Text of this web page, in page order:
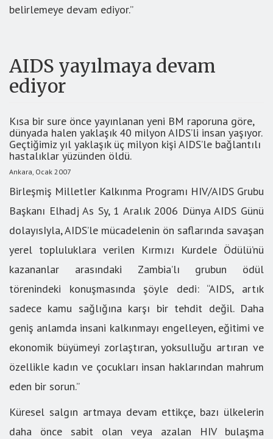
belirlemeye devam ediyor.’’
AIDS yayılmaya devam
ediyor
Kısa bir sure önce yayınlanan yeni BM raporuna göre,
dünyada halen yaklaşık 40 milyon AIDS’li insan yaşıyor.
Geçtiğimiz yıl yaklaşık üç milyon kişi AIDS’le bağlantılı
hastalıklar yüzünden öldü.
Ankara, Ocak 2007
Birleşmiş Milletler Kalkınma Programı HIV/AIDS Grubu
Başkanı Elhadj As Sy, 1 Aralık 2006 Dünya AIDS Günü
dolayısIyla, AIDS’le mücadelenin ön saflarında savaşan
yerel topluluklara verilen Kırmızı Kurdele Ödülü’nü
kazananlar arasındaki Zambia’lı grubun ödül
törenindeki konuşmasında şöyle dedi: “AIDS, artık
sadece kamu sağlığına karşı bir tehdit değil. Daha
geniş anlamda insani kalkınmayı engelleyen, eğitimi ve
ekonomik büyümeyi zorlaştıran, yoksulluğu artıran ve
özellikle kadın ve çocukları insan haklarından mahrum
eden bir sorun.”
Küresel salgın artmaya devam ettikçe, bazı ülkelerin
daha önce sabit olan veya azalan HIV bulaşma